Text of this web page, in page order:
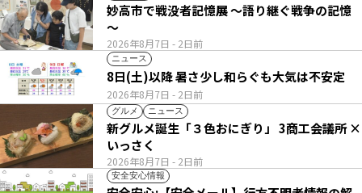
2026年8月7日 - 2日前
妙高市で戦没者記憶展 ～語り継ぐ戦争の記憶
～
ニュース
2026年8月7日 - 2日前
8日(土)以降 暑さ少し和らぐも大気は不安定
グルメ ニュース
2026年8月7日 - 2日前
新グルメ誕生「３色おにぎり」 3商工会議所 ×
いっさく
安全安心情報